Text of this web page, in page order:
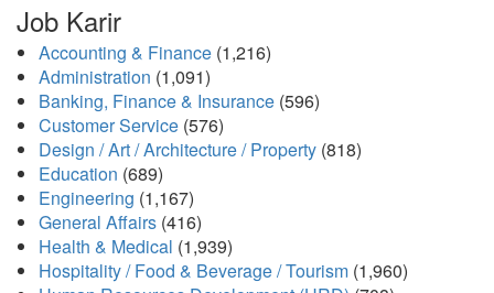
Job Karir
Accounting & Finance (1,216)
Administration (1,091)
Banking, Finance & Insurance (596)
Customer Service (576)
Design / Art / Architecture / Property (818)
Education (689)
Engineering (1,167)
General Affairs (416)
Health & Medical (1,939)
Hospitality / Food & Beverage / Tourism (1,960)